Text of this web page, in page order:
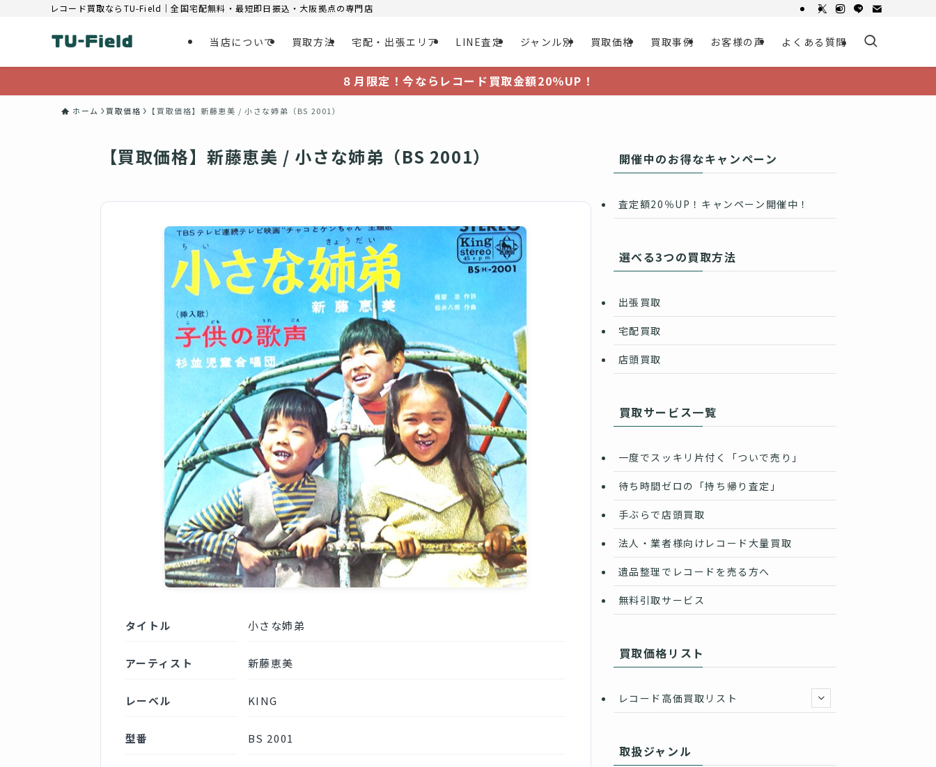
レコード買取ならTU-Field｜全国宅配無料・最短即日振込・大阪拠点の専門店
当店について 買取方法 宅配・出張エリア LINE査定 ジャンル別 買取価格 買取事例 お客様の声 よくある質問
８月限定！今ならレコード買取金額20％UP！
ホーム 買取価格 【買取価格】新藤恵美 / 小さな姉弟（BS 2001）
【買取価格】新藤恵美 / 小さな姉弟（BS 2001）
タイトル 小さな姉弟
アーティスト 新藤恵美
レーベル KING
型番 BS 2001
開催中のお得なキャンペーン
査定額20％UP！キャンペーン開催中！
選べる3つの買取方法
出張買取
宅配買取
店頭買取
買取サービス一覧
一度でスッキリ片付く「ついで売り」
待ち時間ゼロの「持ち帰り査定」
手ぶらで店頭買取
法人・業者様向けレコード大量買取
遺品整理でレコードを売る方へ
無料引取サービス
買取価格リスト
レコード高価買取リスト
取扱ジャンル